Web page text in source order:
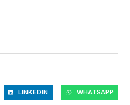
LINKEDIN WHATSAPP